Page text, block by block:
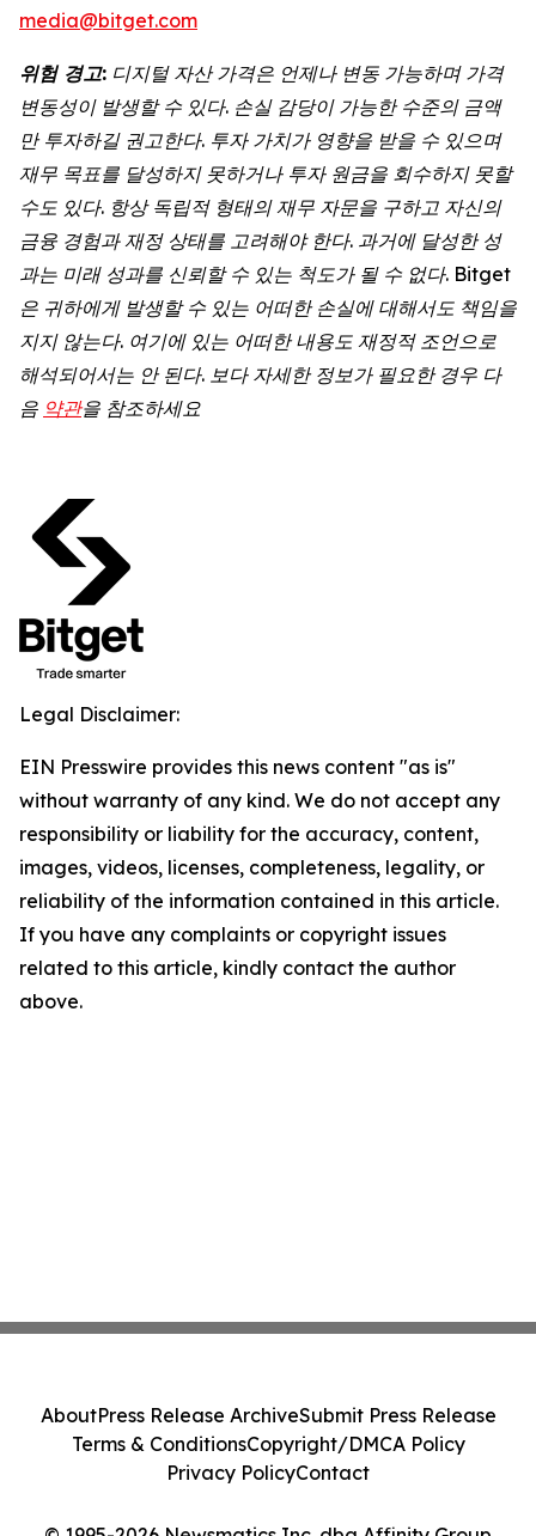
media@bitget.com
위험 경고: 디지털 자산 가격은 언제나 변동 가능하며 가격
변동성이 발생할 수 있다. 손실 감당이 가능한 수준의 금액
만 투자하길 권고한다. 투자 가치가 영향을 받을 수 있으며
재무 목표를 달성하지 못하거나 투자 원금을 회수하지 못할
수도 있다. 항상 독립적 형태의 재무 자문을 구하고 자신의
금융 경험과 재정 상태를 고려해야 한다. 과거에 달성한 성
과는 미래 성과를 신뢰할 수 있는 척도가 될 수 없다. Bitget
은 귀하에게 발생할 수 있는 어떠한 손실에 대해서도 책임을
지지 않는다. 여기에 있는 어떠한 내용도 재정적 조언으로
해석되어서는 안 된다. 보다 자세한 정보가 필요한 경우 다
음 약관을 참조하세요
Legal Disclaimer:
EIN Presswire provides this news content "as is"
without warranty of any kind. We do not accept any
responsibility or liability for the accuracy, content,
images, videos, licenses, completeness, legality, or
reliability of the information contained in this article.
If you have any complaints or copyright issues
related to this article, kindly contact the author
above.
AboutPress Release ArchiveSubmit Press Release
Terms & ConditionsCopyright/DMCA Policy
Privacy PolicyContact